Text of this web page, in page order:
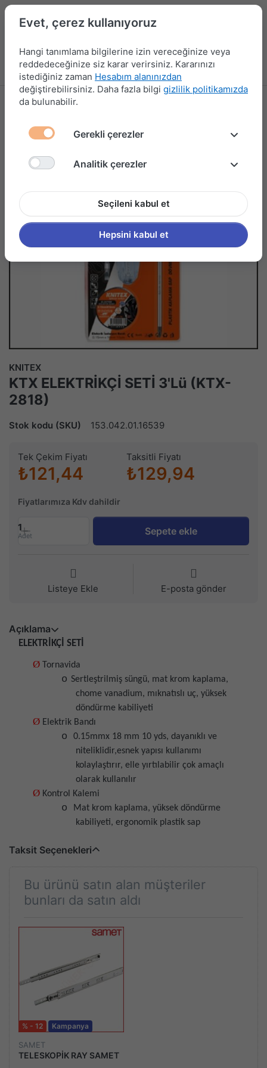
Menü Kampanyalar Yeni Ürünler Giriş yap
KNITEX
KTX ELEKTRİKÇİ SETİ 3'Lü (KTX-
2818)
Stok kodu (SKU) 153.042.01.16539
Tek Çekim Fiyatı
₺121,44
Taksitli Fiyatı
₺129,94
Fiyatlarımıza Kdv dahildir
1
Adet Sepete ekle
Listeye Ekle E-posta gönder
Açıklama
ELEKTRİKÇİ SETİ
Ø Tornavida
o Sertleştrilmiş süngü, mat krom kaplama,
chome vanadium, mıknatıslı uç, yüksek
döndürme kabiliyeti
Ø Elektrik Bandı
o
0.15mmx 18 mm 10 yds, dayanıklı ve
niteliklidir,esnek yapısı kullanımı
kolaylaştırır, elle yırtılabilir çok amaçlı
olarak kullanılır
Ø Kontrol Kalemi
o
Mat krom kaplama, yüksek döndürme
kabiliyeti, ergonomik plastik sap
Taksit Seçenekleri
Bu ürünü satın alan müşteriler
bunları da satın aldı
% - 12 Kampanya
SAMET
TELESKOPİK RAY SAMET
Evet, çerez kullanıyoruz
Hangi tanımlama bilgilerine izin vereceğinize veya
reddedeceğinize siz karar verirsiniz. Kararınızı
istediğiniz zaman Hesabım alanınızdan
değiştirebilirsiniz. Daha fazla bilgi gizlilik politikamızda
da bulunabilir.
Gerekli çerezler
Analitik çerezler
Seçileni kabul et
Hepsini kabul et